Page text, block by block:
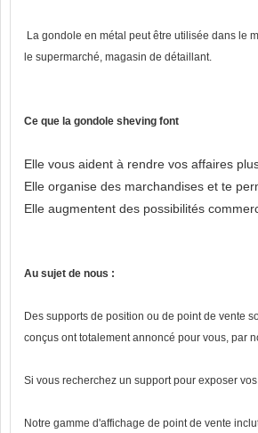
La gondole en métal peut être utilisée dans le
le supermarché, magasin de détaillant.
Ce que la gondole sheving font
Elle vous aident à rendre vos affaires
Elle organise des marchandises et te
Elle augmentent des possibilités
Au sujet de nous :
Des supports de position ou de point de vente
conçus ont totalement annoncé pour vous, par
Si vous recherchez un support pour exposer
Notre gamme d'affichage de point de vente